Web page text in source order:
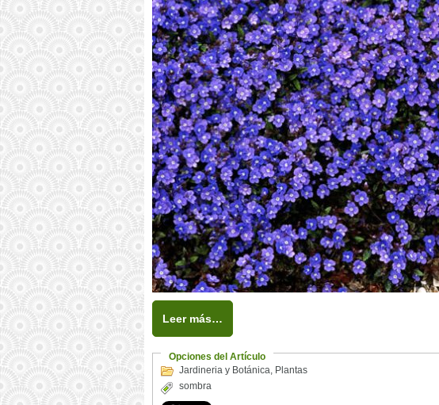
Leer más…
Opciones del Artículo
Jardineria y Botánica, Plantas
sombra